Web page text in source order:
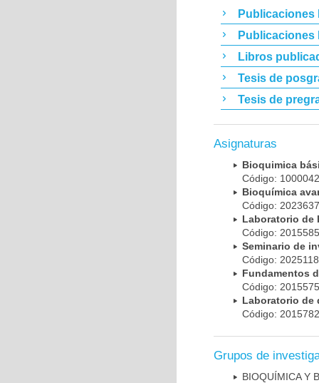
Publicaciones
Publicaciones
Libros
Tesis de
Tesis de
Asignaturas
Bioquimica
Código:
Bioquímica
Código:
Laboratorio de
Código:
Seminario de
Código:
Fundamentos
Código:
Laboratorio de
Código:
Grupos de
BIOQUÍMICA Y